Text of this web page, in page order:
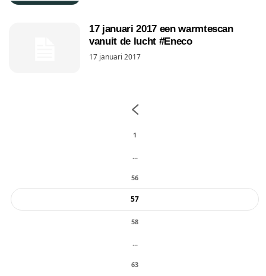
17 januari 2017 een warmtescan
vanuit de lucht #Eneco
17 januari 2017
1
...
56
57
58
...
63